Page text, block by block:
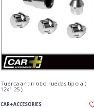
Tuerca antirrobo ruedas tipo a (
12x1.25 )
CAR+ACCESORIES